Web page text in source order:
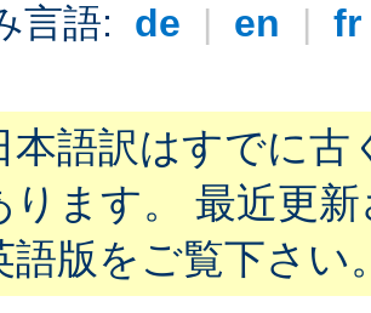
言語: de | en |
本語訳はすでに古
ります。 最近更
語版をご覧下さい